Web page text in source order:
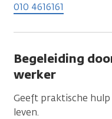
010 4616161
Begeleiding
werker
Geeft praktische
leven.